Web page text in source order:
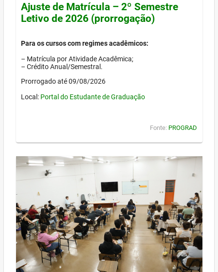
Ajuste de Matrícula – 2º Semestre
Letivo de 2026 (prorrogação)
Para os cursos com regimes acadêmicos:
– Matrícula por Atividade Acadêmica;
– Crédito Anual/Semestral.
Prorrogado até 09/08/2026
Local: Portal do Estudante de Graduação
Fonte: PROGRAD